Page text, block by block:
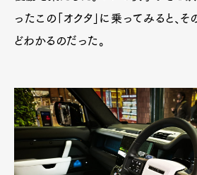
ったこの「オクタ」に乗ってみると、
どわかるのだった。